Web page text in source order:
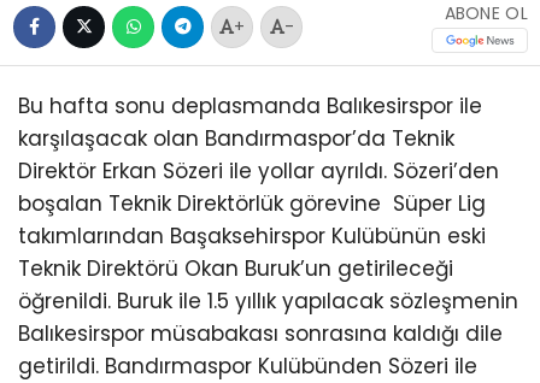
+ -
ABONE OL
Bu hafta sonu deplasmanda Balıkesirspor ile
karşılaşacak olan Bandırmaspor’da Teknik
Direktör Erkan Sözeri ile yollar ayrıldı. Sözeri’den
boşalan Teknik Direktörlük görevine Süper Lig
takımlarından Başaksehirspor Kulübünün eski
Teknik Direktörü Okan Buruk’un getirileceği
öğrenildi. Buruk ile 1.5 yıllık yapılacak sözleşmenin
Balıkesirspor müsabakası sonrasına kaldığı dile
getirildi. Bandırmaspor Kulübünden Sözeri ile